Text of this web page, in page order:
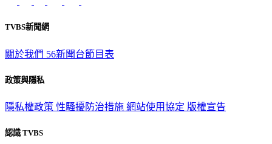
TVBS新聞網
關於我們 56新聞台節目表
政策與隱私
隱私權政策 性騷擾防治措施 網站使用協定 版權宣告
認識 TVBS